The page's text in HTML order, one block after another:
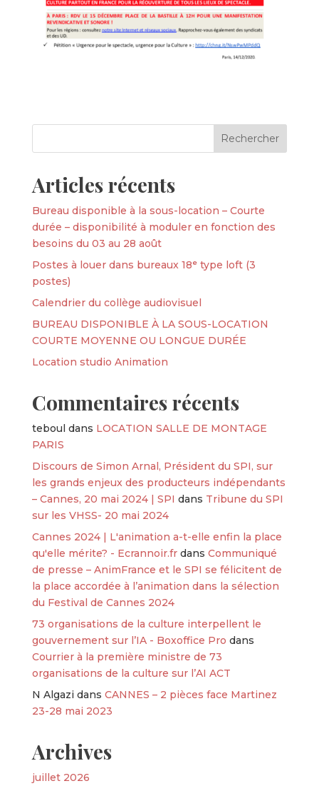
Articles récents
Bureau disponible à la sous-location – Courte
durée – disponibilité à moduler en fonction des
besoins du 03 au 28 août
Postes à louer dans bureaux 18ᵉ type loft (3
postes)
Calendrier du collège audiovisuel
BUREAU DISPONIBLE À LA SOUS-LOCATION
COURTE MOYENNE OU LONGUE DURÉE
Location studio Animation
Commentaires récents
teboul dans LOCATION SALLE DE MONTAGE
PARIS
Discours de Simon Arnal, Président du SPI, sur
les grands enjeux des producteurs indépendants
– Cannes, 20 mai 2024 | SPI dans Tribune du SPI
sur les VHSS- 20 mai 2024
Cannes 2024 | L'animation a-t-elle enfin la place
qu'elle mérite? - Ecrannoir.frdans Communiqué
de presse – AnimFrance et le SPI se félicitent de
la place accordée à l’animation dans la sélection
du Festival de Cannes 2024
73 organisations de la culture interpellent le
gouvernement sur l’IA - Boxoffice Pro dans
Courrier à la première ministre de 73
organisations de la culture sur l’AI ACT
N Algazi dans CANNES – 2 pièces face Martinez
23-28 mai 2023
Archives
juillet 2026